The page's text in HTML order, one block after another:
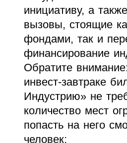
инициативу, а
вызовы, стоящие
фондами, так и
финансирование
Обратите
инвест-завтраке
Индустрию» не
количество мест
попасть на него
человек;